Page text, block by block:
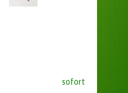
sofort